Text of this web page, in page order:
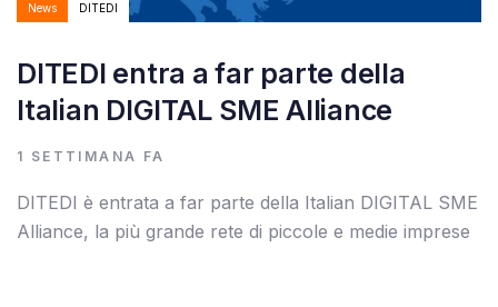
News DITEDI
DITEDI entra a far parte della
Italian DIGITAL SME Alliance
1 SETTIMANA FA
DITEDI è entrata a far parte della Italian DIGITAL SME
Alliance, la più grande rete di piccole e medie imprese